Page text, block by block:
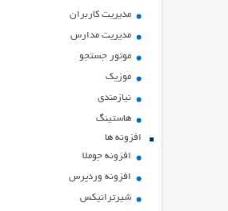
مدیریت کاربران
مدیریت مدارس
موتور جستجو
موزیک
نیازمندی
هاستينگ
افزونه ها
افزونه جوملا
افزونه وردپرس
شیرترانیکس